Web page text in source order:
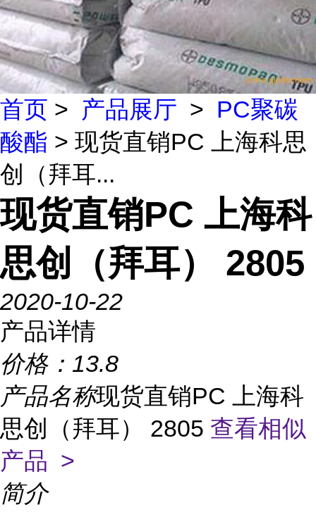
首页 > 产品展厅 > PC聚碳
酸酯 > 现货直销PC 上海科思
创（拜耳...
现货直销PC 上海科
思创（拜耳） 2805
2020-10-22
产品详情
价格： 13.8
产品名称现货直销PC 上海科
思创（拜耳） 2805 查看相似
产品 >
简介